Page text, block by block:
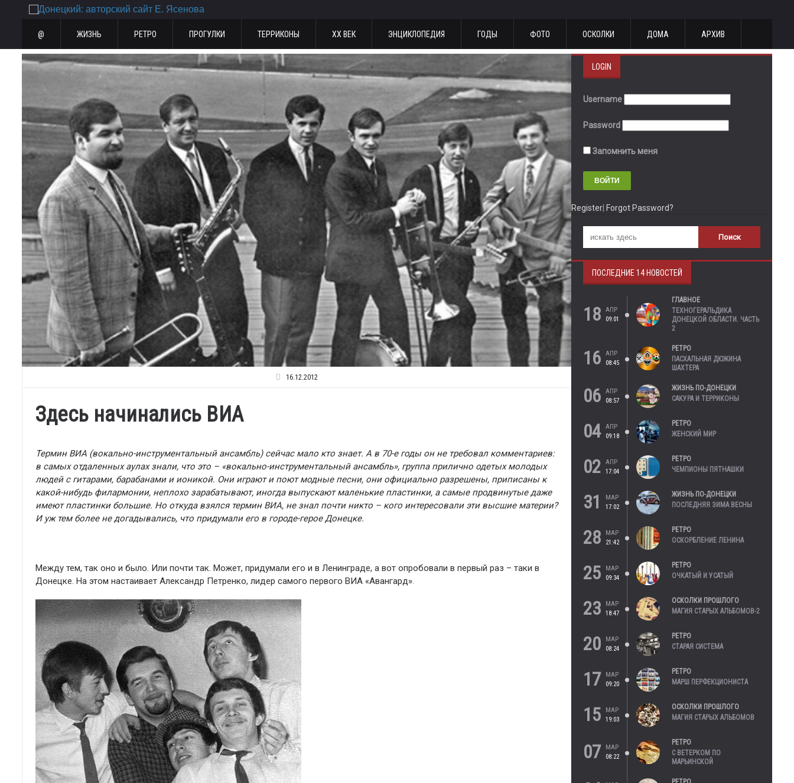
@ ЖИЗНЬ РЕТРО ПРОГУЛКИ ТЕРРИКОНЫ ХХ ВЕК ЭНЦИКЛОПЕДИЯ ГОДЫ ФОТО ОСКОЛКИ ДОМА АРХИВ
16.12.2012
Здесь начинались ВИА
Термин ВИА (вокально-инструментальный ансамбль) сейчас мало кто знает. А в 70-е годы он не требовал комментариев:
в самых отдаленных аулах знали, что это – «вокально-инструментальный ансамбль», группа прилично одетых молодых
людей с гитарами, барабанами и ионикой. Они играют и поют модные песни, они официально разрешены, приписаны к
какой-нибудь филармонии, неплохо зарабатывают, иногда выпускают маленькие пластинки, а самые продвинутые даже
имеют пластинки большие. Но откуда взялся термин ВИА, не знал почти никто – кого интересовали эти высшие материи?
И уж тем более не догадывались, что придумали его в городе-герое Донецке.
Между тем, так оно и было. Или почти так. Может, придумали его и в Ленинграде, а вот опробовали в первый раз – таки в
Донецке. На этом настаивает Александр Петренко, лидер самого первого ВИА «Авангард».
LOGIN
Username
Password
Запомнить меня
Register Forgot Password?
ПОСЛЕДНИЕ 14 НОВОСТЕЙ
18
АПР
09:01
ГЛАВНОЕ
ТЕХНОГЕРАЛЬДИКА
ДОНЕЦКОЙ ОБЛАСТИ. ЧАСТЬ
2
16
АПР
08:45
РЕТРО
ПАСХАЛЬНАЯ ДЮЖИНА
ШАХТЕРА
06
АПР
08:57
ЖИЗНЬ ПО-ДОНЕЦКИ
САКУРА И ТЕРРИКОНЫ
04
АПР
09:18
РЕТРО
ЖЕНСКИЙ МИР
02
АПР
17:04
РЕТРО
ЧЕМПИОНЫ ПЯТНАШКИ
31
МАР
17:02
ЖИЗНЬ ПО-ДОНЕЦКИ
ПОСЛЕДНЯЯ ЗИМА ВЕСНЫ
28
МАР
21:42
РЕТРО
ОСКОРБЛЕНИЕ ЛЕНИНА
25
МАР
09:34
РЕТРО
ОЧКАТЫЙ И УСАТЫЙ
23
МАР
18:47
ОСКОЛКИ ПРОШЛОГО
МАГИЯ СТАРЫХ АЛЬБОМОВ-2
20
МАР
08:24
РЕТРО
СТАРАЯ СИСТЕМА
17
МАР
09:20
РЕТРО
МАРШ ПЕРФЕКЦИОНИСТА
15
МАР
19:03
ОСКОЛКИ ПРОШЛОГО
МАГИЯ СТАРЫХ АЛЬБОМОВ
07
МАР
08:22
РЕТРО
С ВЕТЕРКОМ ПО
МАРЬИНСКОЙ